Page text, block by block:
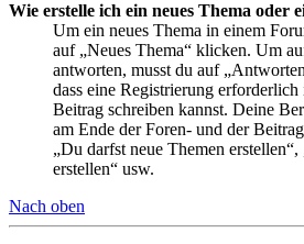
Wie erstelle ich ein neues Thema oder
Um ein neues Thema in einem
auf „Neues Thema“ klicken. Um
antworten, musst du auf
dass eine Registrierung
Beitrag schreiben kannst. Deine
am Ende der Foren- und der
„Du darfst neue Themen
erstellen“ usw.
Nach oben